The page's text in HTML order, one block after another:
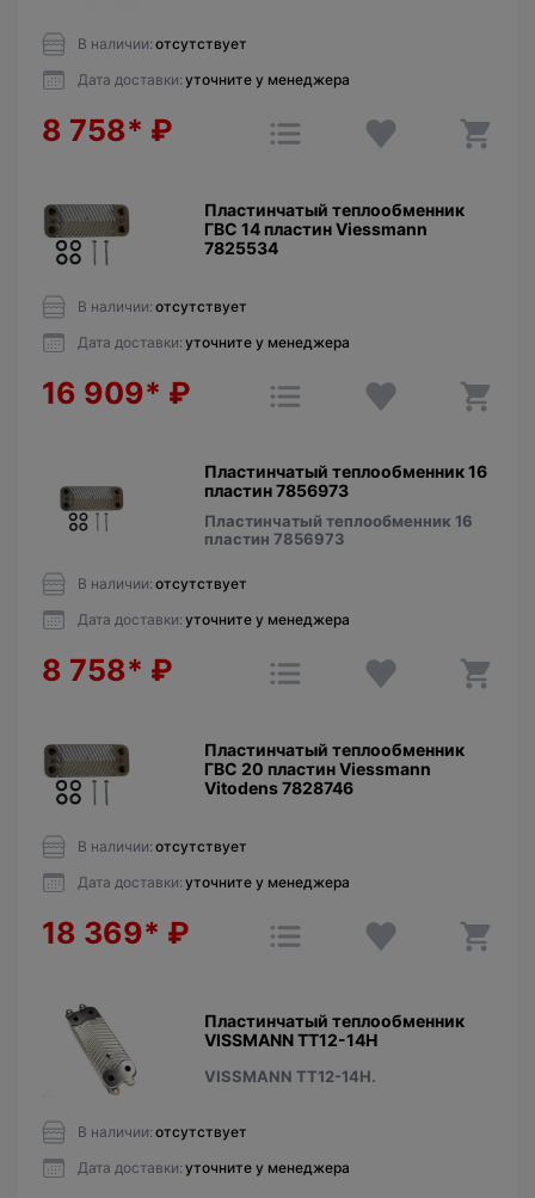
В наличии: отсутствует
Дата доставки: уточните у менеджера
8 758* ₽
Пластинчатый теплообменник
ГВС 14 пластин Viessmann
7825534
В наличии: отсутствует
Дата доставки: уточните у менеджера
16 909* ₽
Пластинчатый теплообменник 16
пластин 7856973
Пластинчатый теплообменник 16
пластин 7856973
В наличии: отсутствует
Дата доставки: уточните у менеджера
8 758* ₽
Пластинчатый теплообменник
ГВС 20 пластин Viessmann
Vitodens 7828746
В наличии: отсутствует
Дата доставки: уточните у менеджера
18 369* ₽
Пластинчатый теплообменник
VISSMANN ТТ12-14Н
VISSMANN ТТ12-14Н.
В наличии: отсутствует
Дата доставки: уточните у менеджера